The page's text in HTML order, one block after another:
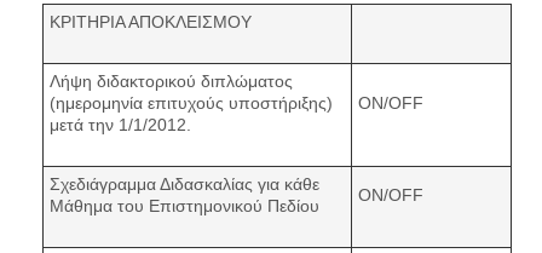
ΚΡΙΤΗΡΙΑ ΑΠΟΚΛΕΙΣΜΟΥ
Λήψη διδακτορικού διπλώματος
(ημερομηνία επιτυχούς υποστήριξης)
μετά την 1/1/2012.
ON/OFF
Σχεδιάγραμμα Διδασκαλίας για κάθε
Μάθημα του Επιστημονικού Πεδίου
ON/OFF